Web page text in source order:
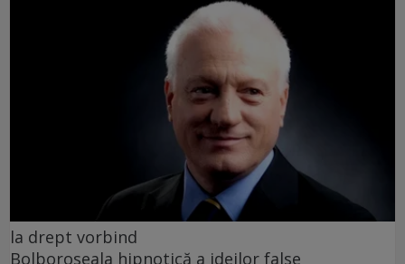
la drept vorbind
Bolboroseala hipnotică a ideilor false